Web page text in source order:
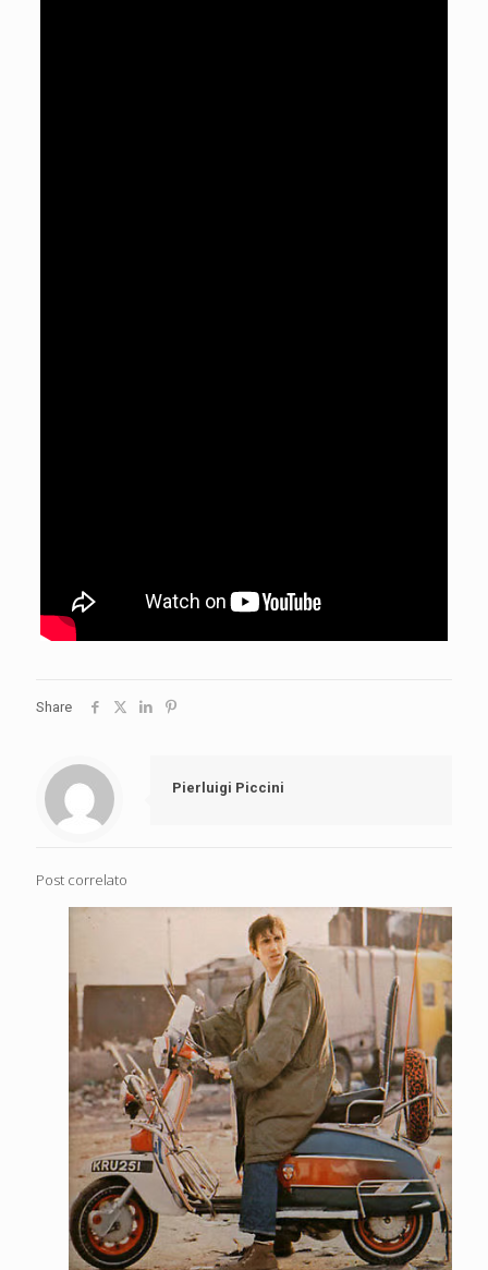
Share
Pierluigi Piccini
Post correlato